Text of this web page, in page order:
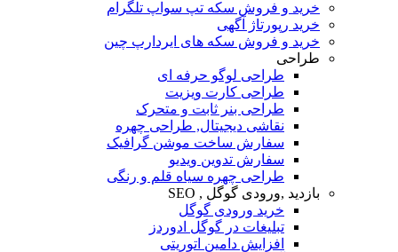
خرید و فروش سکه تپ سواپ تلگرام
خرید رپورتاژ آگهی
خرید و فروش سکه های ایردارپ چین
طراحی
طراحی لوگو حرفه ای
طراحی کارت ویزیت
طراحی بنر ثابت و متحرک
نقاشی دیجیتال, طراحی چهره
سفارش ساخت موشن گرافیک
سفارش تدوین ویدیو
طراحی چهره سیاه قلم و رنگی
بازدید ,ورودی گوگل , SEO
خرید ورودی گوگل
تبلیغات در گوگل ادوردز
افزایش دامین اتوریتی